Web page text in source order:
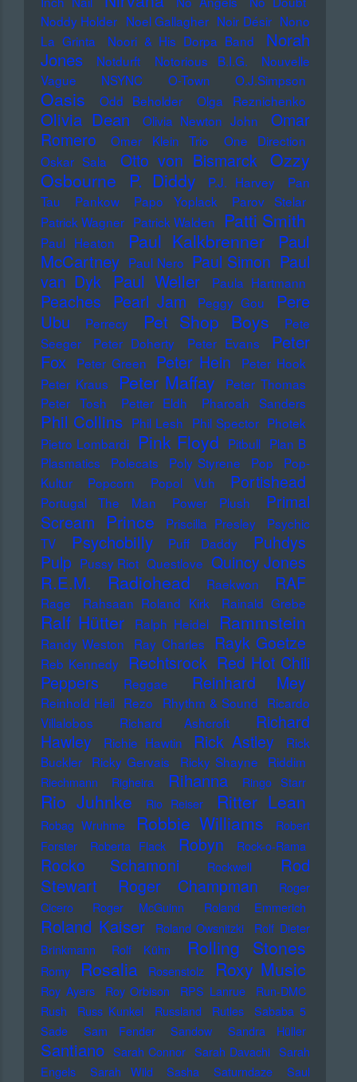
Noddy Holder Noel Gallagher Noir Désir Nono
La Grinta
Noori & His Dorpa Band
Norah
Jones
Notdurft Notorious B.I.G.
Nouvelle
Vague
NSYNC O-Town O.J.Simpson
Oasis Odd Beholder Olga Reznichenko
Olivia Dean Olivia Newton John
Omar
Romero
Omer Klein Trio
One Direction
Oskar Sala
Otto von Bismarck Ozzy
Osbourne
P. Diddy P.J. Harvey
Pan
Tau
Pankow Papo Yoplack
Parov Stelar
Patrick Wagner Patrick Walden Patti Smith
Paul Heaton Paul Kalkbrenner
Paul
McCartney Paul Nero Paul Simon Paul
van Dyk Paul Weller Paula Hartmann
Peaches Pearl Jam Peggy Gou
Pere
Ubu
Perrecy Pet Shop Boys
Pete
Seeger
Peter Doherty Peter Evans
Peter
Fox
Peter Green Peter Hein
Peter Hook
Peter Kraus
Peter Maffay
Peter Thomas
Peter Tosh
Petter Eldh Pharoah Sanders
Phil Collins Phil Lesh Phil Spector Photek
Pietro Lombardi
Pink Floyd Pitbull Plan B
Plasmatics
Polecats Poly Styrene Pop
Pop-
Kultur
Popcorn Popol Vuh Portishead
Portugal The Man Power Plush
Primal
Scream
Prince Priscilla Presley
Psychic
TV
Psychobilly Puff Daddy
Puhdys
Pulp Pussy Riot Questlove Quincy Jones
R.E.M. Radiohead Raekwon RAF
Rage Rahsaan Roland Kirk Rainald Grebe
Ralf Hütter Ralph Heidel Rammstein
Randy Weston Ray Charles Rayk Goetze
Reb Kennedy Rechtsrock Red Hot Chili
Peppers
Reggae Reinhard Mey
Reinhold Heil Rezo Rhythm & Sound Ricardo
Villalobos
Richard Ashcroft
Richard
Hawley
Richie Hawtin Rick Astley
Rick
Buckler
Ricky Gervais Ricky Shayne Riddim
Riechmann Righeira Rihanna Ringo Starr
Rio Juhnke Rio Reiser Ritter Lean
Robag Wruhme Robbie Williams
Robert
Forster
Roberta Flack Robyn Rock-o-Rama
Rocko Schamoni Rockwell
Rod
Stewart
Roger Champman
Roger
Cicero
Roger McGuinn Roland Emmerich
Roland Kaiser Roland Owsnitzki
Rolf Dieter
Brinkmann
Rolf Kühn Rolling Stones
Romy Rosalia Rosenstolz Roxy Music
Roy Ayers Roy Orbison RPS Lanrue
Run-DMC
Rush
Russ Kunkel Russland Rutles
Sababa 5
Sade
Sam Fender Sandow Sandra Hüller
Santiano Sarah Connor Sarah Davachi Sarah
Engels
Sarah Wild Sasha Saturndaze
Saul